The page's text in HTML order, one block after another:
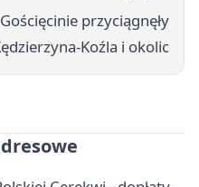
przyciągnęły
Koźla i okolic